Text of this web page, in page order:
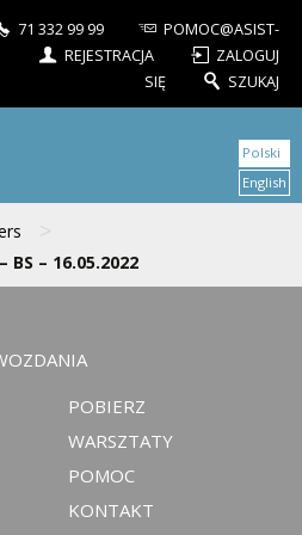
71 332 99 99
POMOC@ASIST-
REJESTRACJA
ZALOGUJ
SIĘ
SZUKAJ
>
– 16.05.2022
Polski
English
POBIERZ
WARSZTATY
POMOC
KONTAKT